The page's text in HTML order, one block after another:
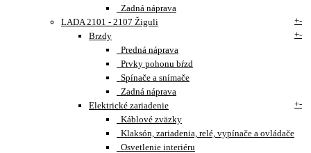
Zadná náprava
LADA 2101 - 2107 Žiguli
+-
Brzdy
+-
Predná náprava
Prvky pohonu bŕzd
Spínače a snímače
Zadná náprava
Elektrické zariadenie
+-
Káblové zväzky
Klaksón, zariadenia, relé, vypínače a ovládače
Osvetlenie interiéru